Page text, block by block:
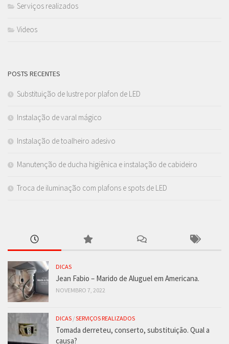
Serviços realizados
Videos
POSTS RECENTES
Substituição de lustre por plafon de LED
Instalação de varal mágico
Instalação de toalheiro adesivo
Manutenção de ducha higiênica e instalação de cabideiro
Troca de iluminação com plafons e spots de LED
DICAS
Jean Fabio – Marido de Aluguel em Americana.
NOVEMBRO 7, 2022
DICAS /SERVIÇOS REALIZADOS
Tomada derreteu, conserto, substituição. Qual a
causa?